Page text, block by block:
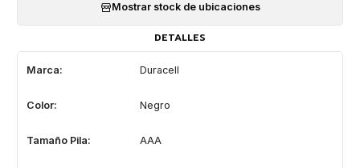
Mostrar stock de ubicaciones
DETALLES
Marca: Duracell
Color: Negro
Tamaño Pila: AAA